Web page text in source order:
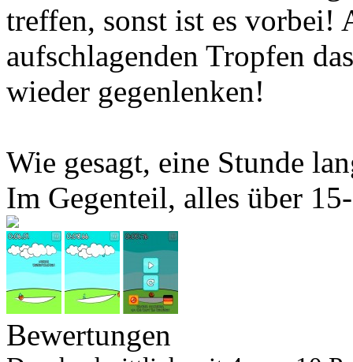
treffen, sonst ist es vorbei!
aufschlagenden Tropfen
wieder gegenlenken!
Wie gesagt, eine Stunde
Im Gegenteil, alles über
Bewertungen